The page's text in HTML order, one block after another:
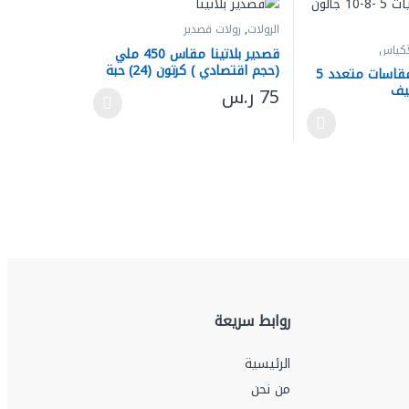
الخيارات على صفحة المنتج
أكياس نفايات مقاسات متعدد 5
الأشكال المختلفة لهذا المنتج. يمكن اختيار الخيارات على صفحة المنتج
الرولات, رولات قصدير
قصدير بلاتينا مقاس 450 ملي
(حجم اقتصادي ) كرتون (24) حبة
75 ر.س
هناك العديد من الأشكال المختلفة لهذا المنتج.
روابط سريعة
الرئيسية
من نحن